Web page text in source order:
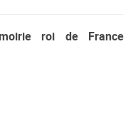
roi de France